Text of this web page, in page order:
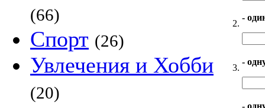
(66)
Спорт (26)
Увлечения и Хобби
(20)
2.
-
3.
-
-